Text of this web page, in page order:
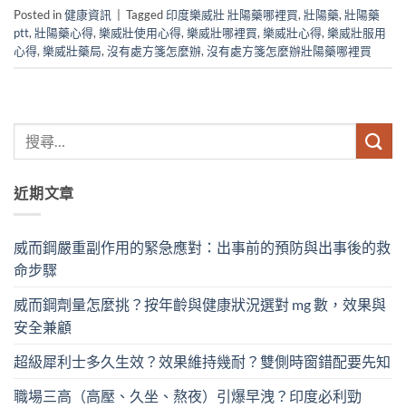
Posted in健康資訊 Tagged 印度樂威壯 壯陽藥哪裡買, 壯陽藥, 壯陽藥
ptt, 壯陽藥心得, 樂威壯使用心得, 樂威壯哪裡買, 樂威壯心得, 樂威壯服用
心得, 樂威壯藥局, 沒有處方箋怎麼辦, 沒有處方箋怎麼辦壯陽藥哪裡買
近期文章
威而鋼嚴重副作用的緊急應對：出事前的預防與出事後的救
命步驟
威而鋼劑量怎麼挑？按年齡與健康狀況選對 mg 數，效果與
安全兼顧
超級犀利士多久生效？效果維持幾耐？雙側時窗錯配要先知
職場三高（高壓、久坐、熬夜）引爆早洩？印度必利勁